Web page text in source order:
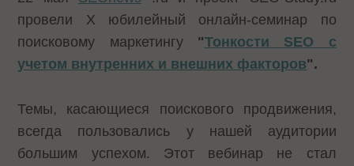
провели Х юбилейный онлайн-семинар по
поисковому маркетингу "Тонкости SEO с
учетом внутренних и внешних факторов".
Темы, касающиеся поискового продвижения,
всегда пользовались у нашей аудитории
большим успехом. Этот вебинар не стал